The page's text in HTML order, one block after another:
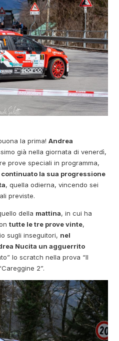
la prima!Andrea
già nella giornata di venerdì,
prove speciali in programma,
continuato la sua progressione
, quella odierna, vincendo sei
previste.
della mattina, in cui ha
tutte le tre prove vinte,
sugli inseguitori, nel
Nucita un agguerrito
lo scratch nella prova “Il
2”.